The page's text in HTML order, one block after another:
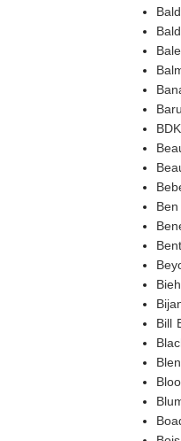
Bill